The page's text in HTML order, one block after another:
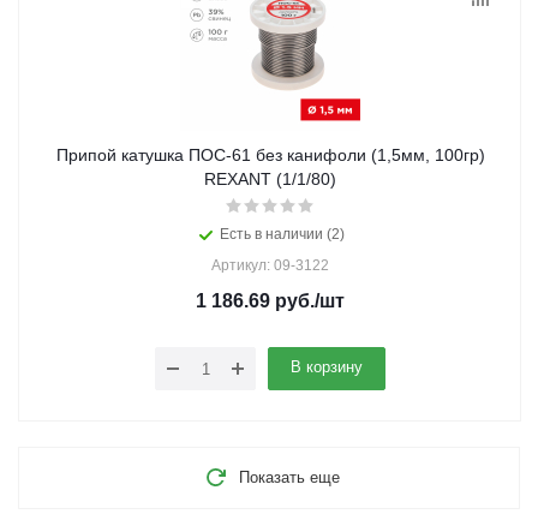
Припой катушка ПОС-61 без канифоли (1,5мм, 100гр)
REXANT (1/1/80)
Есть в наличии (2)
Артикул: 09-3122
1 186.69 руб./шт
В корзину
Показать еще